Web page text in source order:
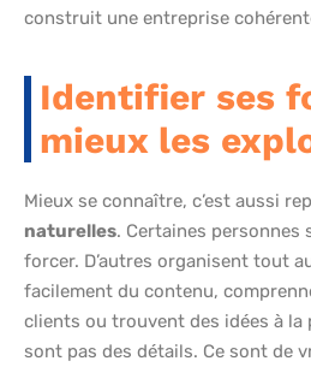
construit une entreprise
Identifier ses
mieux les
Mieux se connaître, c’est aussi
naturelles. Certaines personnes
forcer. D’autres organisent tout
facilement du contenu,
clients ou trouvent des idées à la
sont pas des détails. Ce sont de